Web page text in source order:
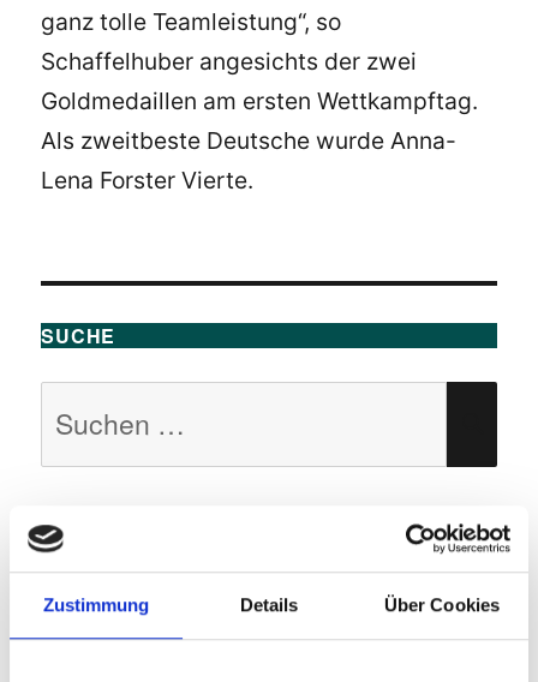
Zustimmung Details Über Cookies
ganz tolle Teamleistung“, so
Schaffelhuber angesichts der zwei
Goldmedaillen am ersten Wettkampftag.
Als zweitbeste Deutsche wurde Anna-
Lena Forster Vierte.
SUCHE
nach:
KATEGORIEN